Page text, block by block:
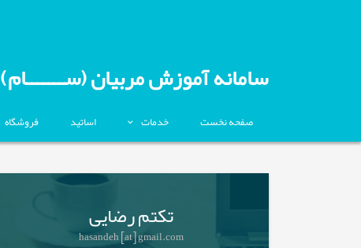
سامانه آموزش مربیان (ســـــــام)
صفحه نخست خدمات اساتید فروشگاه
تکتم رضایی
hasandeh [at] gmail.com